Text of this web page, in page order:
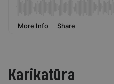
Karikatūra